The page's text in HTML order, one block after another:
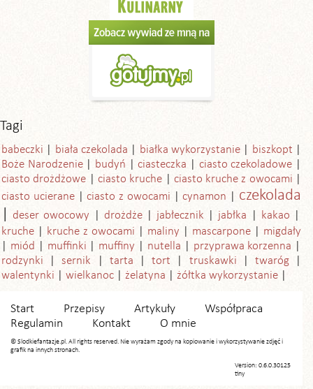
Tagi
babeczki biała czekolada białka wykorzystanie
biszkopt
Boże Narodzenie
budyń ciasteczka
ciasto czekoladowe
ciasto drożdżowe
ciasto kruche
ciasto kruche z owocami
ciasto ucierane
ciasto z owocami cynamon czekolada
deser owocowy drożdże jabłecznik jabłka
kakao
kruche
kruche z owocami maliny mascarpone
migdały
miód
muffinki muffiny nutella
przyprawa korzenna
rodzynki
sernik tarta tort truskawki
twaróg
walentynki
wielkanoc żelatyna żółtka wykorzystanie
Start Przepisy Artykuły
Współpraca
Regulamin
Kontakt O mnie
© Slodkiefantazje.pl. All rights reserved. Nie wyrażam zgody na kopiowanie i wykorzystywanie zdjęć i
grafik na innych stronach.
Version: 0.6.0.30125
tiny